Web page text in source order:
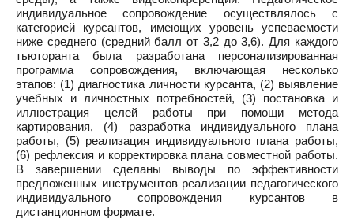
индивидуальное сопровождение осуществлялось с
категорией курсантов, имеющих уровень успеваемости
ниже среднего (средний балл от 3,2 до 3,6). Для каждого
тьюторанта была разработана персонализированная
программа сопровождения, включающая несколько
этапов: (1) диагностика личности курсанта, (2) выявление
учебных и личностных потребностей, (3) постановка и
иллюстрация целей работы при помощи метода
картирования, (4) разработка индивидуального плана
работы, (5) реализация индивидуального плана работы,
(6) рефлексия и корректировка плана совместной работы.
В завершении сделаны выводы по эффективности
предложенных инструментов реализации педагогического
индивидуального сопровождения курсантов в
дистанционном формате.